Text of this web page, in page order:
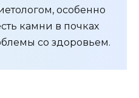
особенно
камни в почках
со здоровьем.